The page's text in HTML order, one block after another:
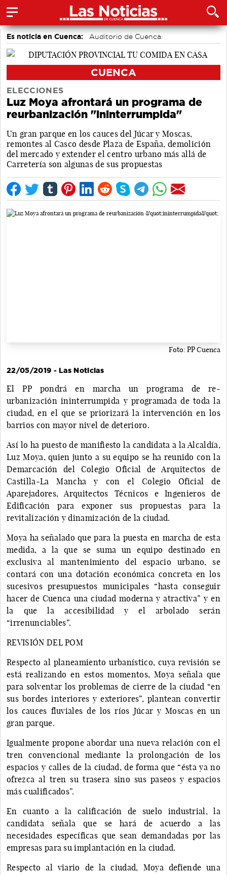
Es noticia en Cuenca: Auditorio de Cuenca
CUENCA
ELECCIONES
Luz Moya afrontará un programa de
reurbanización "ininterrumpida"
Un gran parque en los cauces del Júcar y Moscas,
remontes al Casco desde Plaza de España, demolición
del mercado y extender el centro urbano más allá de
Carretería son algunas de sus propuestas
Foto: PP Cuenca
22/05/2019 - Las Noticias
El PP pondrá en marcha un programa de re-
urbanización ininterrumpida y programada de toda la
ciudad, en el que se priorizará la intervención en los
barrios con mayor nivel de deterioro.
Así lo ha puesto de manifiesto la candidata a la Alcaldía,
Luz Moya, quien junto a su equipo se ha reunido con la
Demarcación del Colegio Oficial de Arquitectos de
Castilla-La Mancha y con el Colegio Oficial de
Aparejadores, Arquitectos Técnicos e Ingenieros de
Edificación para exponer sus propuestas para la
revitalización y dinamización de la ciudad.
Moya ha señalado que para la puesta en marcha de esta
medida, a la que se suma un equipo destinado en
exclusiva al mantenimiento del espacio urbano, se
contará con una dotación económica concreta en los
sucesivos presupuestos municipales “hasta conseguir
hacer de Cuenca una ciudad moderna y atractiva” y en
la que la accesibilidad y el arbolado serán
“irrenunciables”.
REVISIÓN DEL POM
Respecto al planeamiento urbanístico, cuya revisión se
está realizando en estos momentos, Moya señala que
para solventar los problemas de cierre de la ciudad “en
sus bordes interiores y exteriores”, plantean convertir
los cauces fluviales de los ríos Júcar y Moscas en un
gran parque.
Igualmente propone abordar una nueva relación con el
tren convencional mediante la prolongación de los
espacios y calles de la ciudad, de forma que “ésta ya no
ofrezca al tren su trasera sino sus paseos y espacios
más cualificados”.
En cuanto a la calificación de suelo industrial, la
candidata señala que se hará de acuerdo a las
necesidades específicas que sean demandadas por las
empresas para su implantación en la ciudad.
Respecto al viario de la ciudad, Moya defiende una